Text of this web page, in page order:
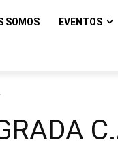
SOMOS EVENTOS